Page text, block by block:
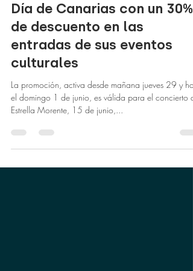
Encaro Factory celebra el
Día de Canarias con un 30%
de descuento en las
entradas de sus eventos
culturales
La promoción, activa desde mañana jueves 29 y
Estrella Morente, 15 de junio,...